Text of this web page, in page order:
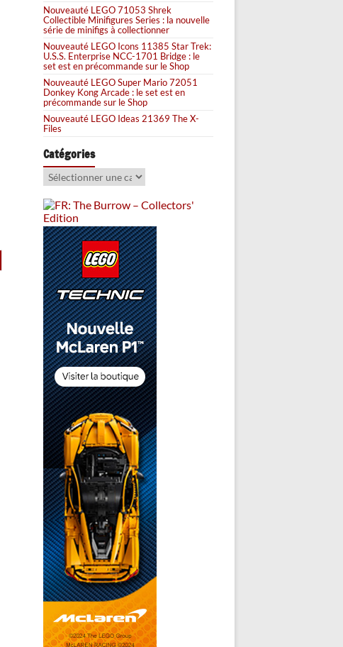
Nouveauté LEGO 71053 Shrek
Collectible Minifigures Series : la nouvelle
série de minifigs à collectionner
Nouveauté LEGO Icons 11385 Star Trek:
U.S.S. Enterprise NCC-1701 Bridge : le
set est en précommande sur le Shop
Nouveauté LEGO Super Mario 72051
Donkey Kong Arcade : le set est en
précommande sur le Shop
Nouveauté LEGO Ideas 21369 The X-
Files
Catégories
Catégories